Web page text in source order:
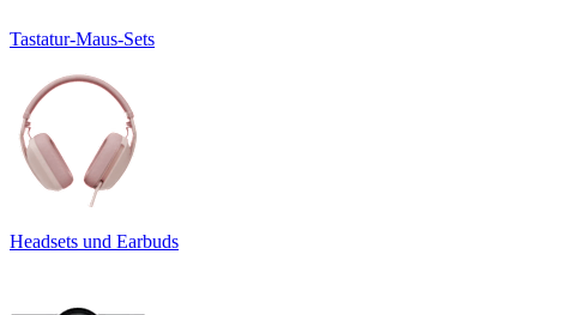
Tastatur-Maus-Sets
Headsets und Earbuds